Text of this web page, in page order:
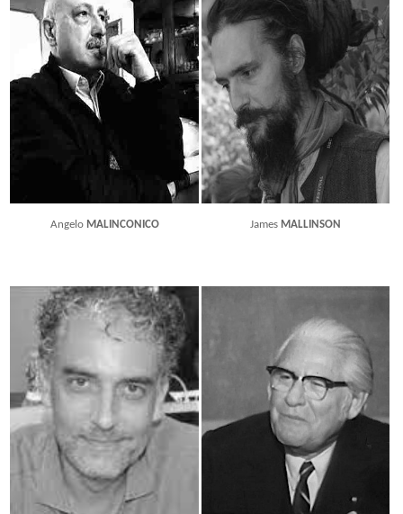
Angelo MALINCONICO James MALLINSON